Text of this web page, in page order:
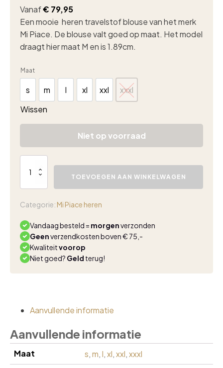
Vanaf€ 79,95
Een mooie heren travelstof blouse van het merk
Mi Piace. De blouse valt goed op maat. Het model
draagt hier maat M en is 1.89cm.
Maat
s
s
m
m
l
l
xl
xl
xxl
xxl
xxxl
xxxl
Wissen
Niet op voorraad
Piace
blouse
aantal
TOEVOEGEN AAN WINKELWAGEN
Categorie: Mi Piace heren
Vandaag besteld = morgenverzonden
Geenverzendkosten boven € 75,-
Kwaliteitvoorop
Niet goed? Geld terug!
Aanvullende informatie
Aanvullende informatie
Maat s,m,l,xl,xxl,xxxl